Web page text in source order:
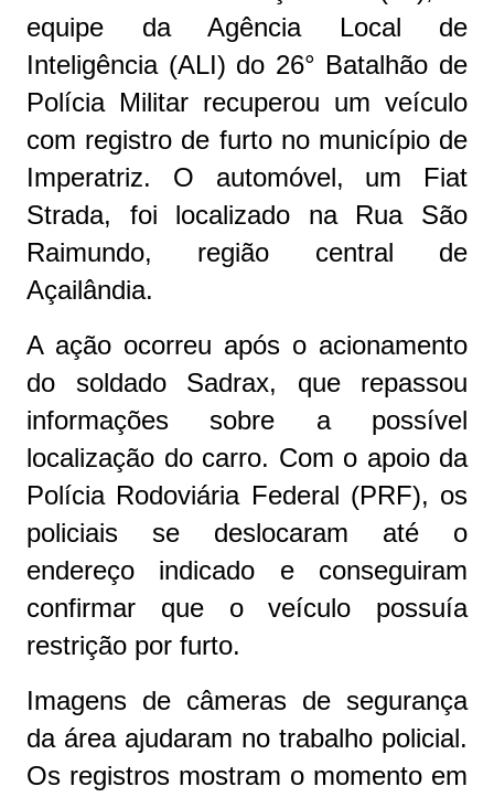
equipe da Agência Local de
Inteligência (ALI) do 26° Batalhão de
Polícia Militar recuperou um veículo
com registro de furto no município de
Imperatriz. O automóvel, um Fiat
Strada, foi localizado na Rua São
Raimundo, região central de
Açailândia.
A ação ocorreu após o acionamento
do soldado Sadrax, que repassou
informações sobre a possível
localização do carro. Com o apoio da
Polícia Rodoviária Federal (PRF), os
policiais se deslocaram até o
endereço indicado e conseguiram
confirmar que o veículo possuía
restrição por furto.
Imagens de câmeras de segurança
da área ajudaram no trabalho policial.
Os registros mostram o momento em